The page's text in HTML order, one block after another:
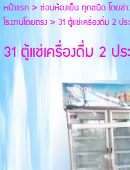
หน้าแรก>ซ่อมห้องเย็น ทุกชนิด โดยช่
โรงงานโดยตรง>31 ตู้แช่เครื่องดื่ม 2 ปร
31 ตู้แช่เครื่องดื่ม 2 ป